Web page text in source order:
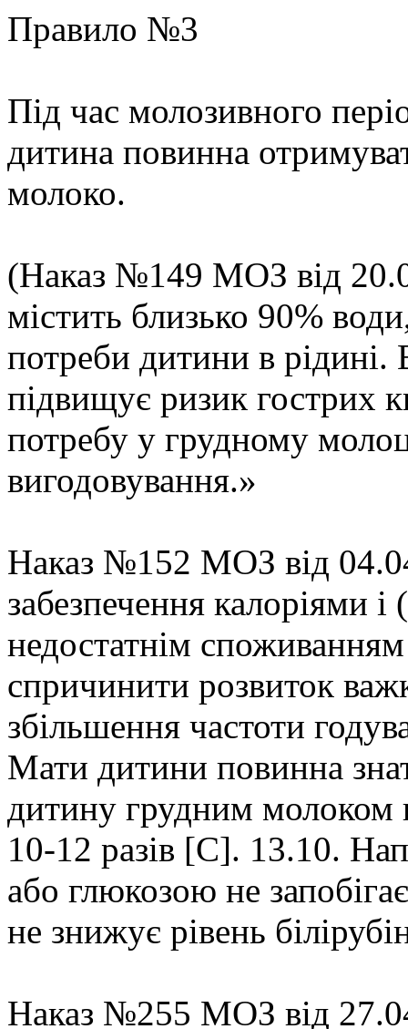
Правило №3
Під час молозивного
дитина повинна
молоко.
(Наказ №149 МОЗ від
містить близько 90%
потреби дитини в рідині.
підвищує ризик гострих
потребу у грудному
вигодовування.»
Наказ №152 МОЗ від
забезпечення калоріями і
недостатнім
спричинити розвиток
збільшення частоти
Мати дитини повинна
дитину грудним
10-12 разів [C]. 13.10.
або глюкозою не запобігає
не знижує рівень
Наказ №255 МОЗ від